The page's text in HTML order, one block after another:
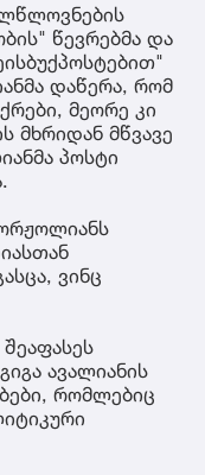
წევრებმა და
დაწერა, რომ
მეორე კი
მხრიდან მწვავე
პოსტი
ვინც
ავალიანის
რომლებიც